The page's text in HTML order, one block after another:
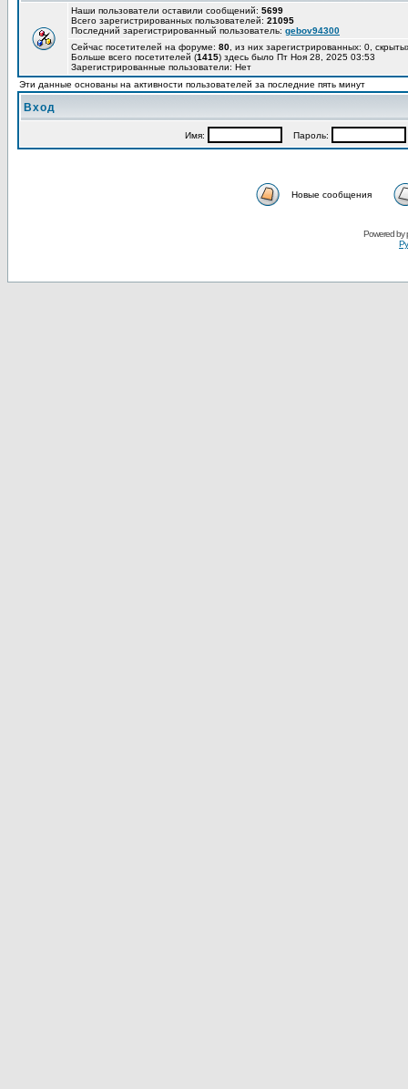
Наши пользователи оставили сообщений: 5699
Всего зарегистрированных пользователей: 21095
Последний зарегистрированный пользователь: gebov94300
Сейчас посетителей на форуме: 80 , из них зарегистрированных: 0,
Больше всего посетителей (1415) здесь было Пт Ноя 28, 2025 03:53
Зарегистрированные пользователи: Нет
Эти данные основаны на активности пользователей за последние пять минут
Вход
Имя: Пароль:
Новые сообщения
Powered by